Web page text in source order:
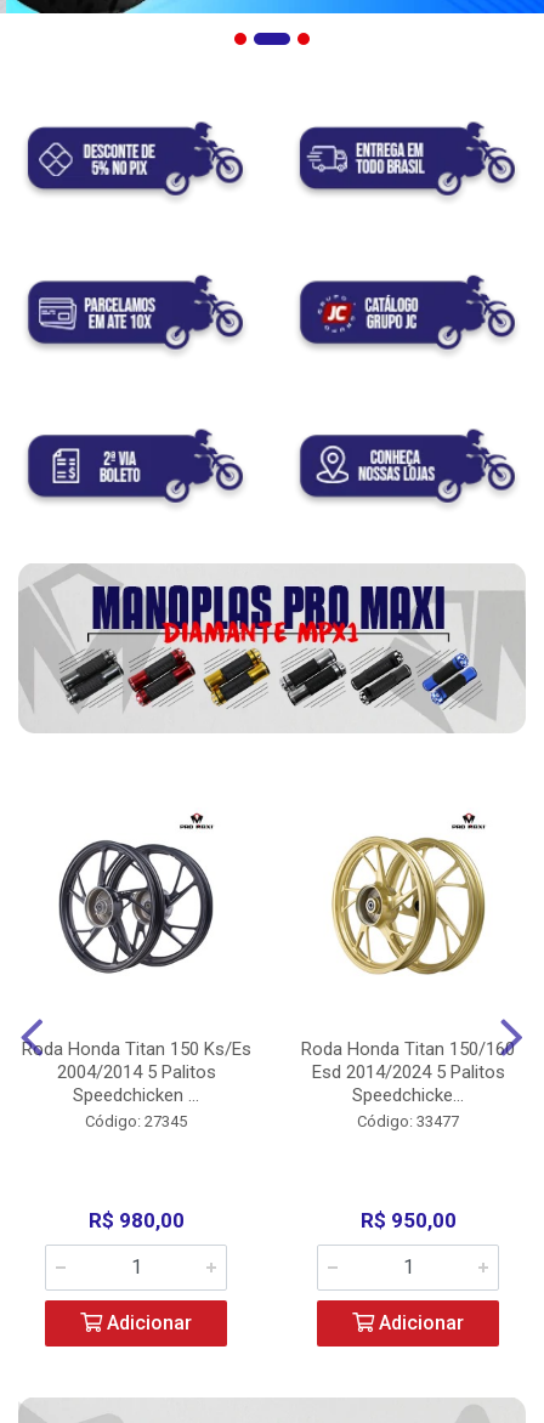
Roda Honda Titan 150 Ks/Es
2004/2014 5 Palitos
Speedchicken ...
Código: 27345
R$ 980,00
Adicionar
Roda Honda Titan 150/160
Esd 2014/2024 5 Palitos
Speedchicke...
Código: 33477
R$ 950,00
Adicionar